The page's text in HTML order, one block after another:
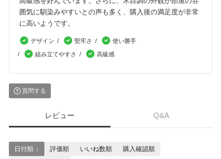
囲気に馴染みやすいとの声も多く、購入後の満足度が非常
に高いようです。
デザイン 堅牢さ
使い勝手
組み立てやすさ
高級感
質問する
レビュー Q&A
日付順 ↓ 評価順 いいね数順
購入確認順